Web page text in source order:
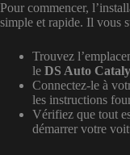
Pour commencer,
simple et rapide. Il vous
Trouvez
le DS Auto
Connectez-le à
les instructions
Vérifiez que tout
démarrer votre